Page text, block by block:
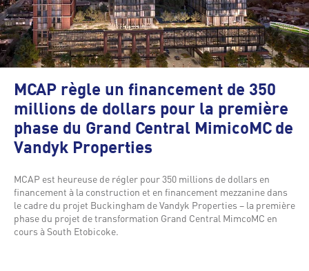
MCAP règle un financement de 350
millions de dollars pour la première
phase du Grand Central MimicoMC de
Vandyk Properties
MCAP est heureuse de régler pour 350 millions de dollars en
financement à la construction et en financement mezzanine dans
le cadre du projet Buckingham de Vandyk Properties – la première
phase du projet de transformation Grand Central MimcoMC en
cours à South Etobicoke.